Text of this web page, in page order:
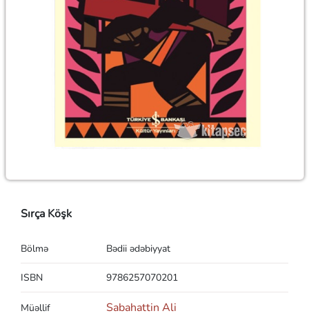
Sırça Köşk
Bölmə Bədii ədəbiyyat
ISBN 9786257070201
Müəllif Sabahattin Ali